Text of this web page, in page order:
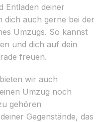
Entladen deiner
dich auch gerne bei der
Umzugs. So kannst
und dich auf dein
freuen.
wir auch
Umzug noch
gehören
Gegenstände, das